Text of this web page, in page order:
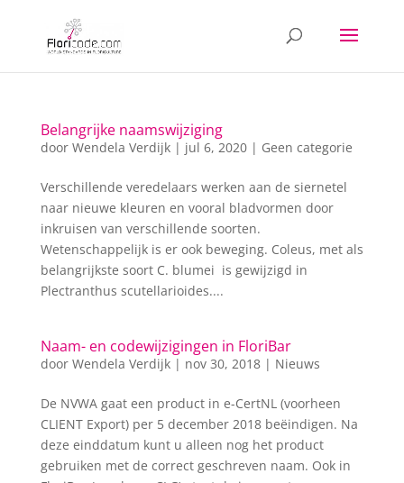
Belangrijke naamswijziging
door Wendela Verdijk| jul 6, 2020| Geen categorie
Verschillende veredelaars werken aan de siernetel
naar nieuwe kleuren en vooral bladvormen door
inkruisen van verschillende soorten.
Wetenschappelijk is er ook beweging. Coleus, met als
belangrijkste soort C. blumei is gewijzigd in
Plectranthus scutellarioides....
Naam- en codewijzigingen in FloriBar
door Wendela Verdijk| nov 30, 2018| Nieuws
De NVWA gaat een product in e-CertNL (voorheen
CLIENT Export) per 5 december 2018 beëindigen. Na
deze einddatum kunt u alleen nog het product
gebruiken met de correct geschreven naam. Ook in